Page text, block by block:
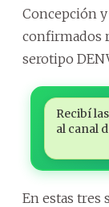
Concepción
confirmados
serotipo
Recibí
al canal
En estas tres